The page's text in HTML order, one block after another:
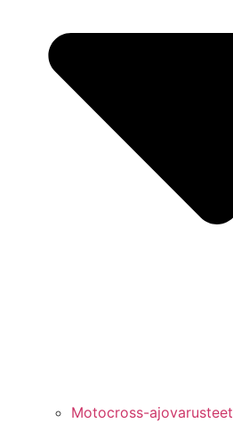
Motocross-ajovarusteet